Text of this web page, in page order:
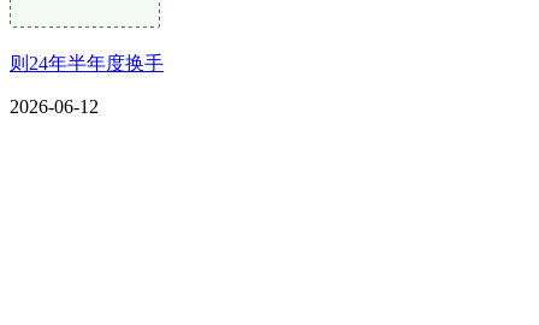
则24年半年度换手
2026-06-12